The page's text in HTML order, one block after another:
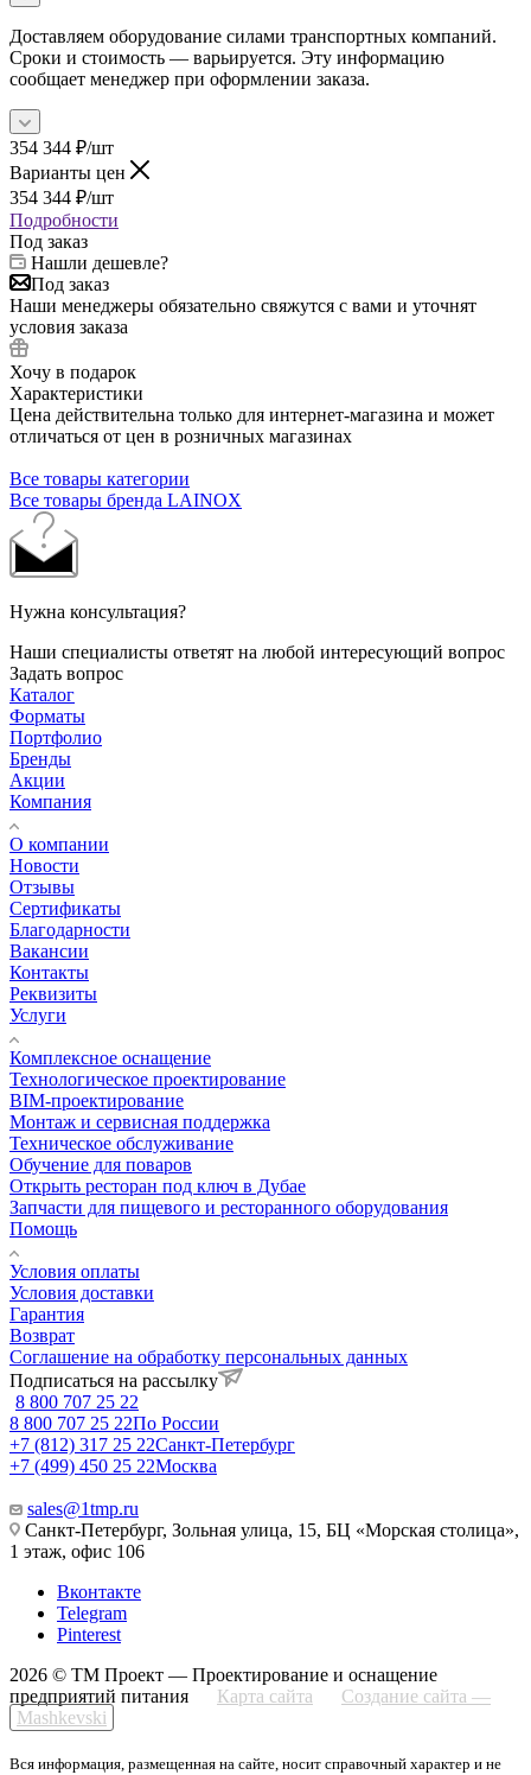
Доставляем оборудование силами транспортных компаний.
Сроки и стоимость — варьируется. Эту информацию
сообщает менеджер при оформлении заказа.
354 344 ₽/шт
Варианты цен
354 344 ₽/шт
Подробности
Под заказ
Нашли дешевле?
Под заказ
Наши менеджеры обязательно свяжутся с вами и уточнят
условия заказа
Хочу в подарок
Характеристики
Цена действительна только для интернет-магазина и может
отличаться от цен в розничных магазинах
Все товары категории
Все товары бренда LAINOX
Нужна консультация?
Наши специалисты ответят на любой интересующий вопрос
Задать вопрос
Каталог
Форматы
Портфолио
Бренды
Акции
Компания
О компании
Новости
Отзывы
Сертификаты
Благодарности
Вакансии
Контакты
Реквизиты
Услуги
Комплексное оснащение
Технологическое проектирование
BIM-проектирование
Монтаж и сервисная поддержка
Техническое обслуживание
Обучение для поваров
Открыть ресторан под ключ в Дубае
Запчасти для пищевого и ресторанного оборудования
Помощь
Условия оплаты
Условия доставки
Гарантия
Возврат
Соглашение на обработку персональных данных
Подписаться на рассылку
8 800 707 25 22
8 800 707 25 22По России
+7 (812) 317 25 22Санкт-Петербург
+7 (499) 450 25 22Москва
sales@1tmp.ru
Санкт-Петербург, Зольная улица, 15, БЦ «Морская столица»,
1 этаж, офис 106
Вконтакте
Telegram
Pinterest
2026 © ТМ Проект — Проектирование и оснащение
предприятий питания
Карта сайта
Создание сайта —
Mashkevski
Вся информация, размещенная на сайте, носит справочный характер и не